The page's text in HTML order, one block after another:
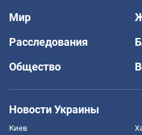
Мир
Расследования
Общество
Новости Украины
Киев